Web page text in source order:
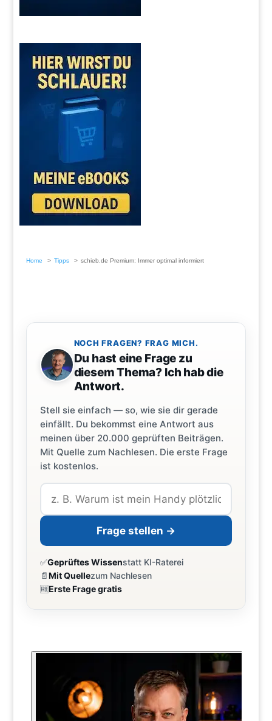
Home Tipps schieb.de Premium: Immer optimal informiert
NOCH FRAGEN? FRAG MICH.
Du hast eine Frage zu
diesem Thema? Ich hab die
Antwort.
Stell sie einfach — so, wie sie dir gerade
einfällt. Du bekommst eine Antwort aus
meinen über 20.000 geprüften Beiträgen.
Mit Quelle zum Nachlesen. Die erste Frage
ist kostenlos.
Frage stellen →
✅Geprüftes Wissenstatt KI-Raterei
📄Mit Quellezum Nachlesen
🆓Erste Frage gratis